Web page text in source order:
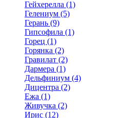
Гейхерелла (1)
Гелениум (5)
Герань (9)
Гипсофила (1)
Горец (1)
Горянка (2)
Гравилат (2)
Дармера (1)
Дельфиниум (4)
Дицентра (2)
Ежа (1)
Живучка (2)
Ирис (12)